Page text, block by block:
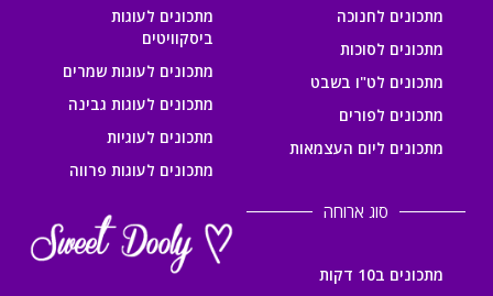
מתכונים לחנוכה
מתכונים לסוכות
מתכונים לט"ו בשבט
מתכונים לפורים
מתכונים ליום העצמאות
מתכונים לעוגות
ביסקוויטים
מתכונים לעוגות שמרים
מתכונים לעוגות גבינה
מתכונים לעוגיות
מתכונים לעוגות פרווה
סוג ארוחה
מתכונים ב10 דקות